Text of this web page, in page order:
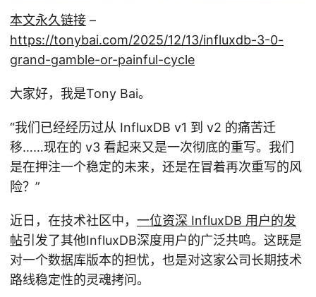
本文永久链接 –
https://tonybai.com/2025/12/13/influxdb-3-0-
grand-gamble-or-painful-cycle
大家好，我是Tony Bai。
“我们已经经历过从 InfluxDB v1 到 v2 的痛苦迁
移……现在的 v3 看起来又是一次彻底的重写。我们
是在押注一个稳定的未来，还是在冒着再次重写的风
险？”
近日，在技术社区中， 一位资深 InfluxDB 用户的发
帖引发了其他InfluxDB深度用户的广泛共鸣。这既是
对一个数据库版本的担忧，也是对这家公司长期技术
路线稳定性的灵魂拷问。